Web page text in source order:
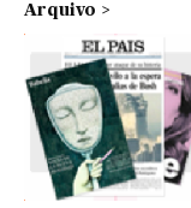
Arquivo